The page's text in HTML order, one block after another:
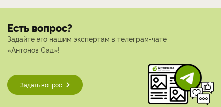
Есть вопрос?
Задайте его нашим экспертам в телеграм-чате
«Антонов Сад»!
Задать вопрос